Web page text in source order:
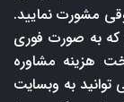
حقوقی مشورت نمایید.
که به صورت فوری
هزینه مشاوره
توانید به وبسایت